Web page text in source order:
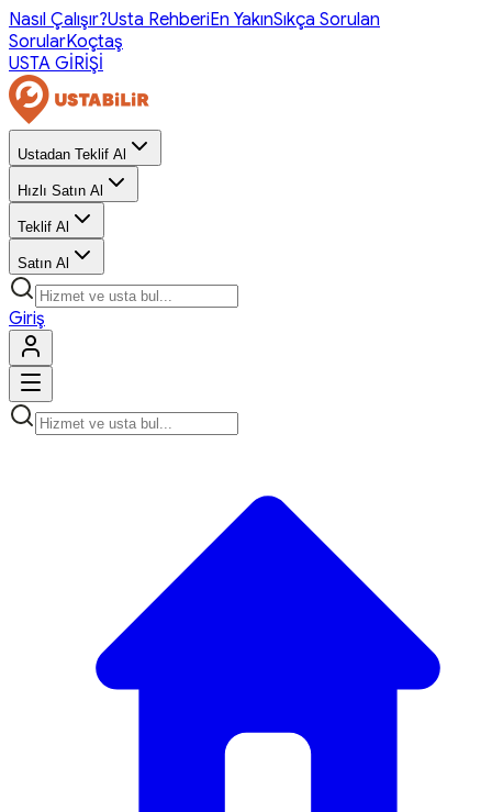
Nasıl Çalışır?Usta RehberiEn YakınSıkça Sorulan
SorularKoçtaş
USTA GİRİŞİ
Ustadan Teklif Al
Hızlı Satın Al
Teklif Al
Satın Al
Giriş